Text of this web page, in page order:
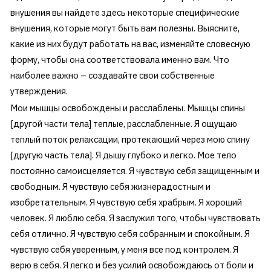
внушения вы найдете здесь некоторые специфические
внушения, которые могут быть вам полезны. Выясните,
какие из них будут работать на вас, изменяйте словесную
форму, чтобы она соответствовала именно вам. Что
наиболее важно – создавайте свои собственные
утверждения.
Мои мышцы освобождены и расслаблены. Мышцы спины
[другой части тела] теплые, расслабленные. Я ощущаю
теплый поток релаксации, протекающий через мою спину
[другую часть тела]. Я дышу глубоко и легко. Мое тело
постоянно самоисцеляется. Я чувствую себя защищенным и
свободным. Я чувствую себя жизнерадостным и
изобретательным. Я чувствую себя храбрым. Я хороший
человек. Я люблю себя. Я заслужил того, чтобы чувствовать
себя отлично. Я чувствую себя собранным и спокойным. Я
чувствую себя уверенным, у меня все под контролем. Я
верю в себя. Я легко и без усилий освобождаюсь от боли и